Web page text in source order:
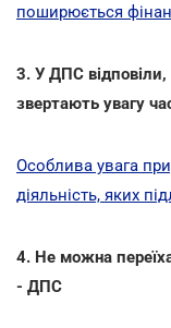
поширюється
3. У ДПС відповіли,
звертають увагу
Особлива увага
діяльність, яких
4. Не можна
- ДПС